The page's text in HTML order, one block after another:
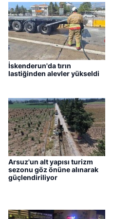
İskenderun'da tırın
lastiğinden alevler yükseldi
Arsuz'un alt yapısı turizm
sezonu göz önüne alınarak
güçlendiriliyor